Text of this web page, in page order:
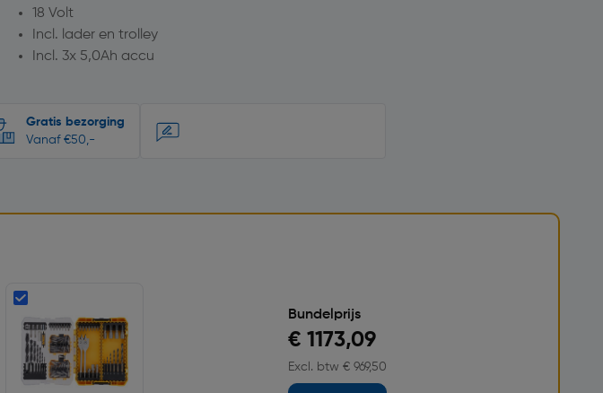
18 Volt
Incl. lader en trolley
Incl. 3x 5,0Ah accu
Gratis bezorging
Vanaf €50,-
Bundelprijs
€ 1173,09
Excl. btw € 969,50